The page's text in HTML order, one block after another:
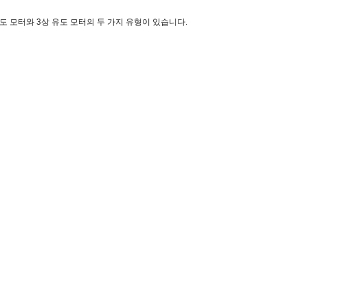
모터와 3상 유도 모터의 두 가지 유형이 있습니다.